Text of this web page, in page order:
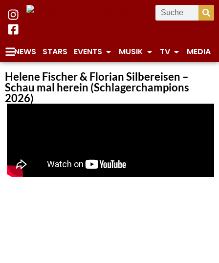
NEWS STARS EVENTS MUSIK TV MEDIA
Helene Fischer & Florian Silbereisen –
Schau mal herein (Schlagerchampions
2026)